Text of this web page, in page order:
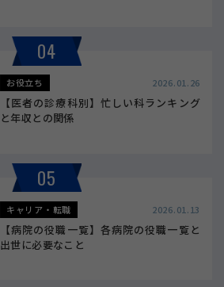
04
お役立ち 2026.01.26
【医者の診療科別】忙しい科ランキング
と年収との関係
05
キャリア・転職 2026.01.13
【病院の役職一覧】各病院の役職一覧と
出世に必要なこと